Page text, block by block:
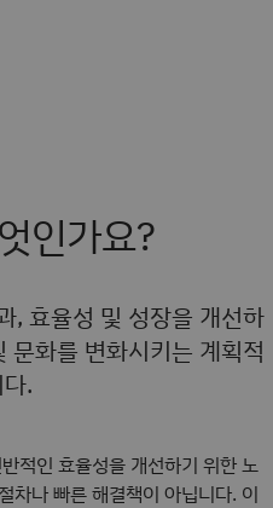
인가요?
, 효율성 및 성장을 개선하
문화를 변화시키는 계획적
.
적인 효율성을 개선하기 위한 노
차나 빠른 해결책이 아닙니다. 이